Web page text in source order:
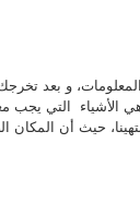
المعلومات، و بعد
الأشياء التي يجب
حيث أن